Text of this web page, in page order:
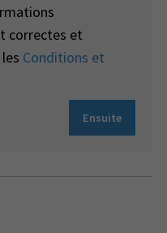
correctes et
Conditions et
Ensuite